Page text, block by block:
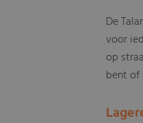
De
voor
op
bent of